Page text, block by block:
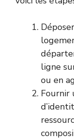
ligne
ou en
Fournir